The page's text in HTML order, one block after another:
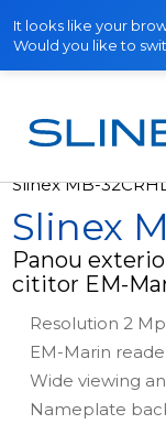
It looks like your
Would you like to
Acasă Produse
Slinex MB-
Slinex
Panou
cititor EM-
Resolution 2
EM-Marin
Wide viewing
Nameplate